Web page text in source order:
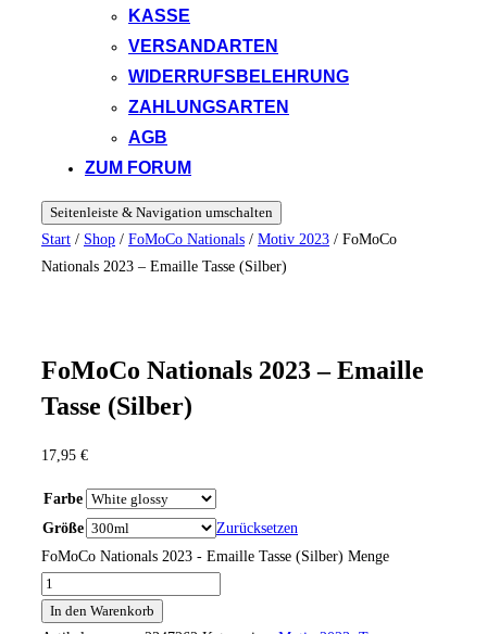
KASSE
VERSANDARTEN
WIDERRUFSBELEHRUNG
ZAHLUNGSARTEN
AGB
ZUM FORUM
Seitenleiste & Navigation umschalten
Start / Shop / FoMoCo Nationals / Motiv 2023 / FoMoCo
Nationals 2023 – Emaille Tasse (Silber)
FoMoCo Nationals 2023 – Emaille
Tasse (Silber)
17,95 €
Farbe
Größe
Zurücksetzen
FoMoCo Nationals 2023 - Emaille Tasse (Silber) Menge
In den Warenkorb